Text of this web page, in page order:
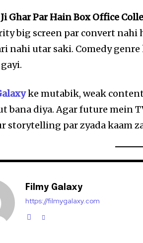
Ghar Par Hain Box Office
big screen par convert nahi
nahi utar saki. Comedy
ke mutabik, weak
bana diya. Agar future mein
storytelling par zyada kaam
Filmy Galaxy
https://filmygalaxy.com